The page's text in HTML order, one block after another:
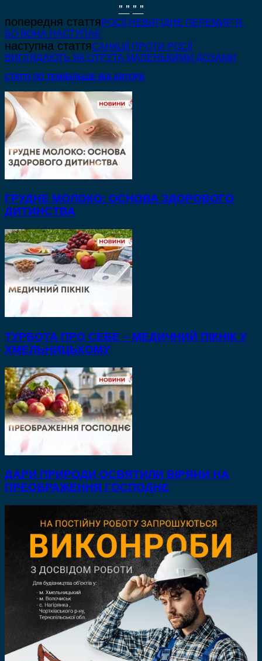
" " " "
попередня статтяРОСІЇ НЕВИГІДНЕ ПЕРЕМИР’Я,
БО ВОНА НАСТУПАЄ
наступна статтяСАНКЦІЇ ПРОТИ РОСІЇ
ВИГЛЯДАЮТЬ ЯК ОТРУТА МАЛЕНЬКИМИ ДОЗАМИ
СТАТТІ ПО ТЕМІ БІЛЬШЕ ВІД АВТОРА
ГРУДНЕ МОЛОКО: ОСНОВА ЗДОРОВОГО
ДИТИНСТВА
ТУРБОТА ПРО СЕБЕ – МЕДИЧНИЙ ПІКНІК У
ХМЕЛЬНИЦЬКОМУ
ДАРИ ПРИРОДИ ОСВЯТИЛИ ВІРЯНИ НА
ПРЕОБРАЖЕННЯ ГОСПОДНЄ